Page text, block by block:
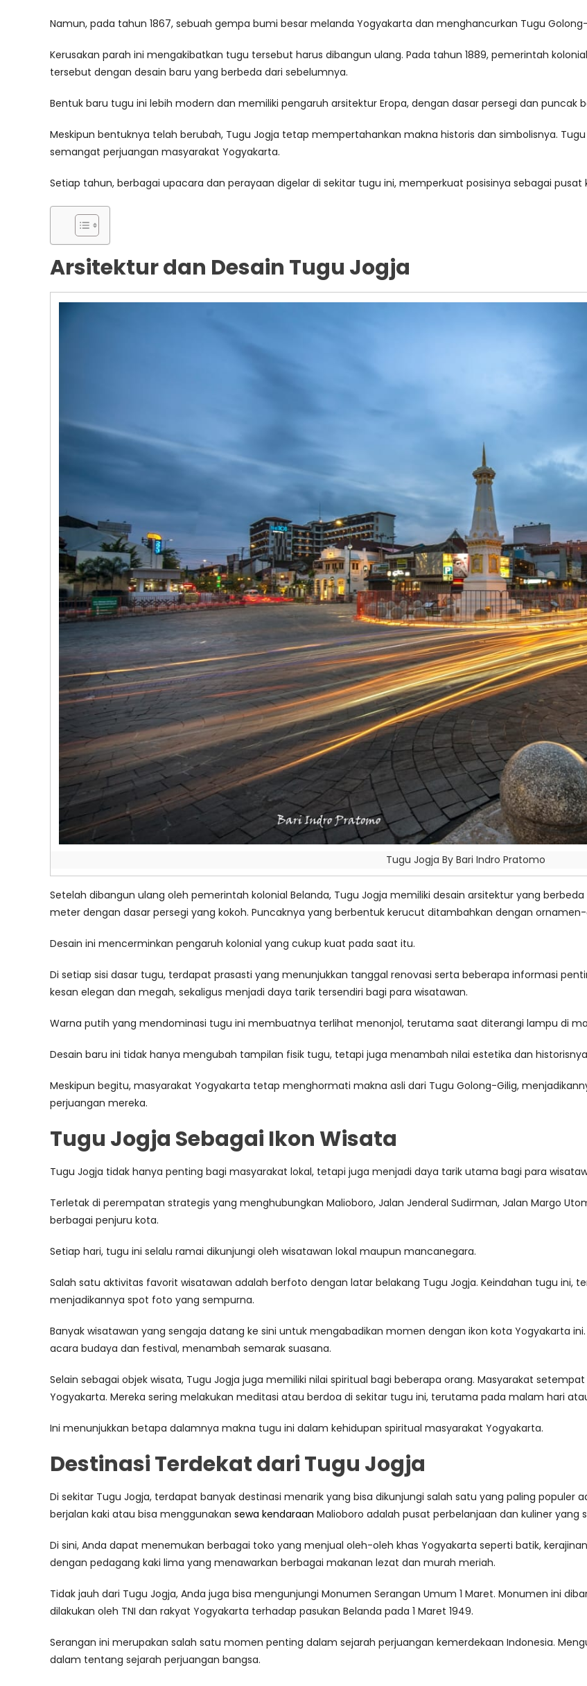
Namun, pada tahun 1867, sebuah gempa bumi besar melanda Yogyakarta dan menghancurkan Tugu
Kerusakan parah ini mengakibatkan tugu tersebut harus dibangun ulang. Pada tahun 1889, pemerintah
tersebut dengan desain baru yang berbeda dari sebelumnya.
Bentuk baru tugu ini lebih modern dan memiliki pengaruh arsitektur Eropa, dengan dasar persegi dan puncak
Meskipun bentuknya telah berubah, Tugu Jogja tetap mempertahankan makna historis dan simbolisnya.
semangat perjuangan masyarakat Yogyakarta.
Setiap tahun, berbagai upacara dan perayaan digelar di sekitar tugu ini, memperkuat posisinya sebagai
Arsitektur dan Desain Tugu Jogja
Tugu Jogja By Bari Indro Pratomo
Setelah dibangun ulang oleh pemerintah kolonial Belanda, Tugu Jogja memiliki desain arsitektur yang
meter dengan dasar persegi yang kokoh. Puncaknya yang berbentuk kerucut ditambahkan dengan
Desain ini mencerminkan pengaruh kolonial yang cukup kuat pada saat itu.
Di setiap sisi dasar tugu, terdapat prasasti yang menunjukkan tanggal renovasi serta beberapa informasi
kesan elegan dan megah, sekaligus menjadi daya tarik tersendiri bagi para wisatawan.
Warna putih yang mendominasi tugu ini membuatnya terlihat menonjol, terutama saat diterangi lampu di
Desain baru ini tidak hanya mengubah tampilan fisik tugu, tetapi juga menambah nilai estetika dan
Meskipun begitu, masyarakat Yogyakarta tetap menghormati makna asli dari Tugu Golong-Gilig,
perjuangan mereka.
Tugu Jogja Sebagai Ikon Wisata
Tugu Jogja tidak hanya penting bagi masyarakat lokal, tetapi juga menjadi daya tarik utama bagi para
Terletak di perempatan strategis yang menghubungkan Malioboro, Jalan Jenderal Sudirman, Jalan Margo
berbagai penjuru kota.
Setiap hari, tugu ini selalu ramai dikunjungi oleh wisatawan lokal maupun mancanegara.
Salah satu aktivitas favorit wisatawan adalah berfoto dengan latar belakang Tugu Jogja. Keindahan tugu
menjadikannya spot foto yang sempurna.
Banyak wisatawan yang sengaja datang ke sini untuk mengabadikan momen dengan ikon kota Yogyakarta
acara budaya dan festival, menambah semarak suasana.
Selain sebagai objek wisata, Tugu Jogja juga memiliki nilai spiritual bagi beberapa orang. Masyarakat
Yogyakarta. Mereka sering melakukan meditasi atau berdoa di sekitar tugu ini, terutama pada malam hari
Ini menunjukkan betapa dalamnya makna tugu ini dalam kehidupan spiritual masyarakat Yogyakarta.
Destinasi Terdekat dari Tugu Jogja
Di sekitar Tugu Jogja, terdapat banyak destinasi menarik yang bisa dikunjungi salah satu yang paling populer
berjalan kaki atau bisa menggunakan sewa kendaraan Malioboro adalah pusat perbelanjaan dan kuliner yang
Di sini, Anda dapat menemukan berbagai toko yang menjual oleh-oleh khas Yogyakarta seperti batik,
dengan pedagang kaki lima yang menawarkan berbagai makanan lezat dan murah meriah.
Tidak jauh dari Tugu Jogja, Anda juga bisa mengunjungi Monumen Serangan Umum 1 Maret. Monumen ini
dilakukan oleh TNI dan rakyat Yogyakarta terhadap pasukan Belanda pada 1 Maret 1949.
Serangan ini merupakan salah satu momen penting dalam sejarah perjuangan kemerdekaan Indonesia.
dalam tentang sejarah perjuangan bangsa.